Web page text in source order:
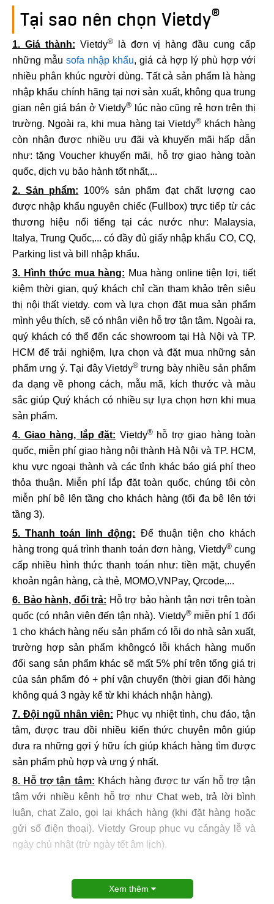
Tại sao nên chọn Vietdy®
1. Giá thành: Vietdy®là đơn vị hàng đầu cung cấp
những mẫusofa nhập khẩu, giá cả hợp lý phù hợp với
nhiều phân khúc người dùng. Tất cả sản phẩm là hàng
nhập khẩu chính hãng tại nơi sản xuất, không qua trung
gian nên giá bán ở Vietdy®
lúc nào cũng rẻ hơn trên thị
trường. Ngoài ra, khi mua hàng tại Vietdy®khách hàng
còn nhận được nhiều ưu đãi và khuyến mãi hấp dẫn
như: tặng Voucher khuyến mãi, hỗ trợ giao hàng toàn
quốc, dịch vụ bảo hành tốt nhất,...
2. Sản phẩm: 100% sản phẩm đạt chất lượng cao
được nhập khẩu nguyên chiếc (Fullbox) trực tiếp từ các
thương hiệu nổi tiếng tại các nước như: Malaysia,
Italya, Trung Quốc,... có đầy đủ giấy nhập khẩu CO, CQ,
Parking list và bill nhập khẩu.
3. Hình thức mua hàng: Mua hàng online tiện lợi, tiết
kiệm thời gian, quý khách chỉ cần tham khảo trên siêu
thị nội thất vietdy. com và lựa chọn đặt mua sản phẩm
mình yêu thích, sẽ có nhân viên hỗ trợ tận tâm. Ngoài ra,
quý khách có thể đến các showroom tại Hà Nội và TP.
HCM để trải nghiệm, lựa chọn và đặt mua những sản
phẩm ưng ý. Tại đây Vietdy® trưng bày nhiều sản phẩm
đa dạng về phong cách, mẫu mã, kích thước và màu
sắc giúp Quý khách có nhiều sự lựa chọn hơn khi mua
sản phẩm.
4. Giao hàng, lắp đặt: Vietdy®hỗ trợ giao hàng toàn
quốc, miễn phí giao hàng nội thành Hà Nội và TP. HCM,
khu vực ngoại thành và các tỉnh khác báo giá phí theo
thỏa thuận. Miễn phí lắp đặt toàn quốc, chúng tôi còn
miễn phí bê lên tầng cho khách hàng (tối đa bê lên tới
tầng 3).
5. Thanh toán linh động: Để thuận tiện cho khách
hàng trong quá trình thanh toán đơn hàng, Vietdy®cung
cấp nhiều hình thức thanh toán như: tiền mặt, chuyển
khoản ngân hàng, cà thẻ, MOMO,VNPay, Qrcode,...
6. Bảo hành, đổi trả: Hỗ trợ bảo hành tận nơi trên toàn
quốc (có nhân viên đến tận nhà). Vietdy®miễn phí 1 đổi
1 cho khách hàng nếu sản phẩm có lỗi do nhà sản xuất,
trường hợp sản phẩm khôngcó lỗi khách hàng muốn
đổi sang sản phẩm khác sẽ mất 5% phí trên tổng giá trị
của sản phẩm đó + phí vận chuyển (thời gian đổi hàng
không quá 3 ngày kể từ khi khách nhận hàng).
7. Đội ngũ nhân viên: Phục vụ nhiệt tình, chu đáo, tận
tâm, được trau dồi nhiều kiến thức chuyên môn giúp
đưa ra những gợi ý hữu ích giúp khách hàng tìm được
sản phẩm phù hợp và ưng ý nhất.
8. Hỗ trợ tận tâm: Khách hàng được tư vấn hỗ trợ tận
tâm với nhiều kênh hỗ trợ như Chat web, trả lời bình
luận, chat Zalo, gọi lại khách hàng (khi đặt hàng hoặc
gửi số điện thoại). Vietdy Group phục vụ cảngày lễ và
ngày chủ nhật (trừ ngày tết âm lịch).
Xem thêm